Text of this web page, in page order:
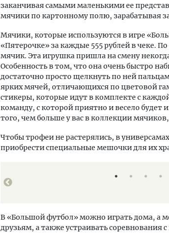
заканчивая самыми маленькими ее
мячики по картонному полю, зарабатывая
Мячики, которые используются в игре
«Пятерочке» за каждые 555 рублей в чеке.
мячик. Эта игрушка пришла на смену
Особенность в том, что она очень быстро
достаточно просто щелкнуть по ней
ярких мячей, отличающихся по цветовой
стикеры, которые идут в комплекте с
команду, с которой приятно и весело будет
того, чем больше у вас в коллекции
Чтобы трофеи не растерялись, в
приобрести специальные мешочки для их
В «Большой футбол» можно играть дома, а
друзьям, а также устраивать соревнования